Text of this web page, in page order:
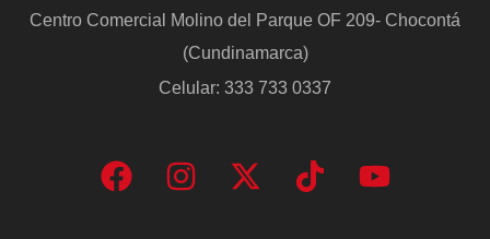
Centro Comercial Molino del Parque OF 209- Chocontá
(Cundinamarca)
Celular: 333 733 0337